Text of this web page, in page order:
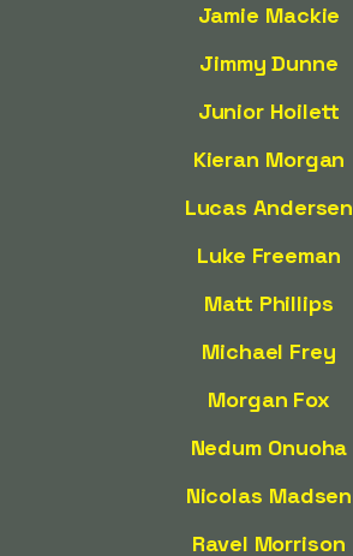
Jamie Mackie
Jimmy Dunne
Junior Hoilett
Kieran Morgan
Lucas Andersen
Luke Freeman
Matt Phillips
Michael Frey
Morgan Fox
Nedum Onuoha
Nicolas Madsen
Ravel Morrison